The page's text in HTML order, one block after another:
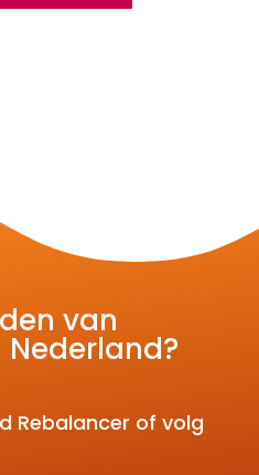
van
Rebalancer of volg